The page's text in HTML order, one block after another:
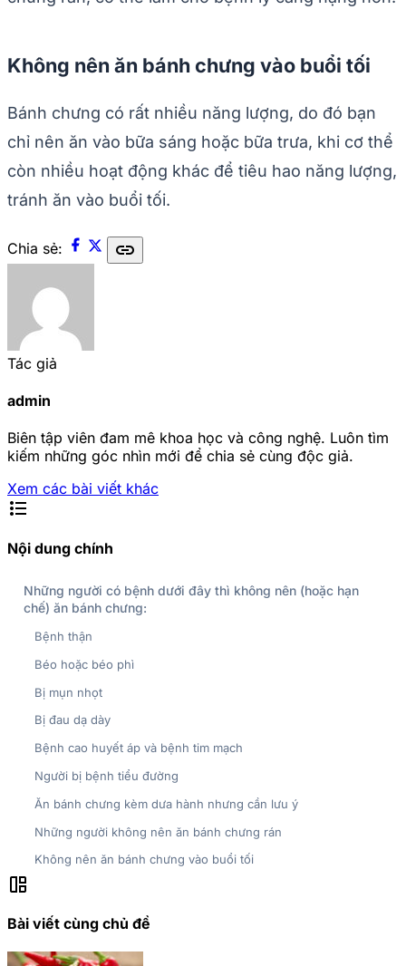
Không nên ăn bánh chưng vào buổi tối
Bánh chưng có rất nhiều năng lượng, do đó bạn
chỉ nên ăn vào bữa sáng hoặc bữa trưa, khi cơ thể
còn nhiều hoạt động khác để tiêu hao năng lượng,
tránh ăn vào buổi tối.
Chia sẻ: link
Tác giả
admin
Biên tập viên đam mê khoa học và công nghệ. Luôn tìm
kiếm những góc nhìn mới để chia sẻ cùng độc giả.
Xem các bài viết khác
format_list_bulleted
Nội dung chính
Những người có bệnh dưới đây thì không nên (hoặc hạn
chế) ăn bánh chưng:
Bệnh thận
Béo hoặc béo phì
Bị mụn nhọt
Bị đau dạ dày
Bệnh cao huyết áp và bệnh tim mạch
Người bị bệnh tiểu đường
Ăn bánh chưng kèm dưa hành nhưng cần lưu ý
Những người không nên ăn bánh chưng rán
Không nên ăn bánh chưng vào buổi tối
auto_awesome_mosaic
Bài viết cùng chủ đề